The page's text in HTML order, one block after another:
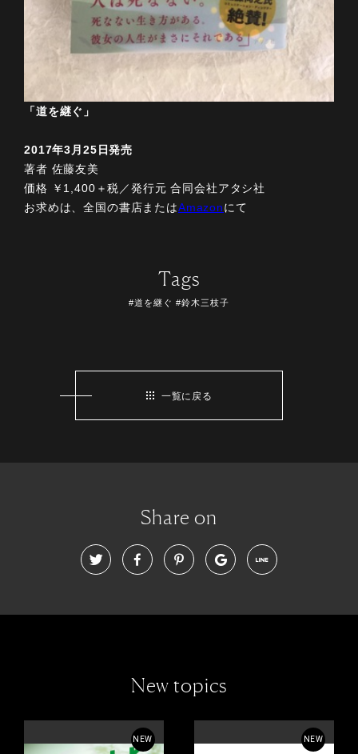
「道を継ぐ」
2017年3月25日発売
著者 佐藤友美
価格 ￥1,400＋税／発行元 合同会社アタシ社
お求めは、全国の書店またはAmazonにて
Tags
#道を継ぐ #鈴木三枝子
一覧に戻る
Share on
New topics
NEW NEW